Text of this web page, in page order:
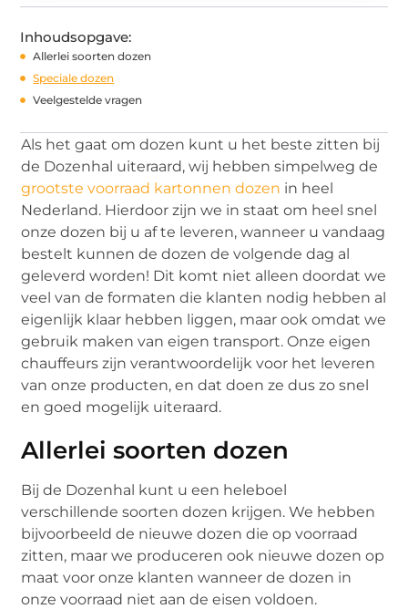
Inhoudsopgave:
Allerlei soorten dozen
Speciale dozen
Veelgestelde vragen
Als het gaat om dozen kunt u het beste zitten bij
de Dozenhal uiteraard, wij hebben simpelweg de
grootste voorraad kartonnen dozen in heel
Nederland. Hierdoor zijn we in staat om heel snel
onze dozen bij u af te leveren, wanneer u vandaag
bestelt kunnen de dozen de volgende dag al
geleverd worden! Dit komt niet alleen doordat we
veel van de formaten die klanten nodig hebben al
eigenlijk klaar hebben liggen, maar ook omdat we
gebruik maken van eigen transport. Onze eigen
chauffeurs zijn verantwoordelijk voor het leveren
van onze producten, en dat doen ze dus zo snel
en goed mogelijk uiteraard.
Allerlei soorten dozen
Bij de Dozenhal kunt u een heleboel
verschillende soorten dozen krijgen. We hebben
bijvoorbeeld de nieuwe dozen die op voorraad
zitten, maar we produceren ook nieuwe dozen op
maat voor onze klanten wanneer de dozen in
onze voorraad niet aan de eisen voldoen.